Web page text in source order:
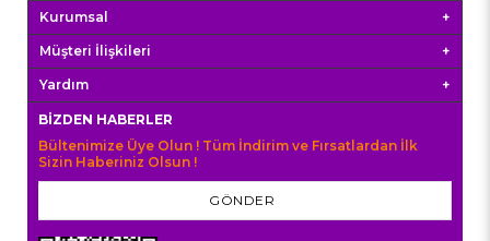
Kurumsal
Müşteri İlişkileri
Yardım
BIZDEN HABERLER
Bültenimize Üye Olun ! Tüm İndirim ve Fırsatlardan İlk
Sizin Haberiniz Olsun !
GÖNDER